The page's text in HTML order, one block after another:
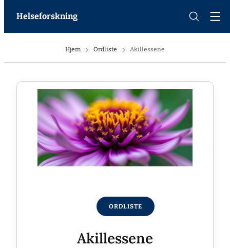
Helseforskning
Hjem Ordliste Akillessene
ORDLISTE
Akillessene